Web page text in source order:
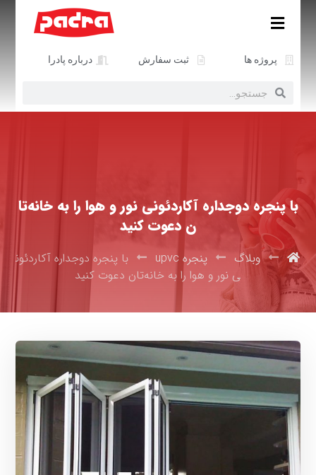
پروژه ها ثبت سفارش درباره پادرا
با پنجره دوجداره آکاردئونی نور و هوا را به خانه‌تا
ن دعوت کنید
وبلاگ پنجره upvc
با پنجره دوجداره آکاردئون
ی نور و هوا را به خانه‌تان دعوت کنید